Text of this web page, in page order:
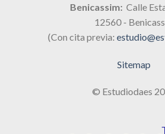
Benicassim: Calle
12560 -
(Con cita previa:
Sitemap
© Estudiodaes